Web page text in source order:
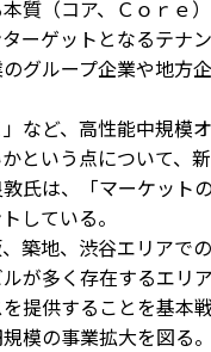
質（コア、Ｃｏｒｅ
ーゲットとなるテナ
グループ企業や地方
など、高性能中規模
という点について、
氏は、「マーケット
している。
築地、渋谷エリアで
が多く存在するエリ
提供することを基本
模の事業拡大を図る。